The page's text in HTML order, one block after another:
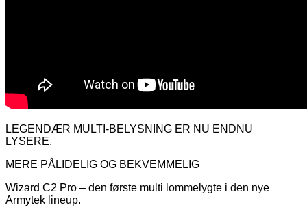
LEGENDÆR MULTI-BELYSNING ER NU ENDNU
LYSERE,
MERE PÅLIDELIG OG BEKVEMMELIG
Wizard C2 Pro – den første multi lommelygte i den nye
Armytek lineup.